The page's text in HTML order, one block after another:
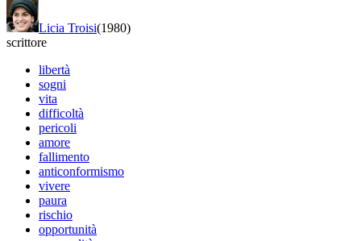
Licia Troisi(1980)
scrittore
libertà
sogni
vita
difficoltà
pericoli
amore
fallimento
anticonformismo
vivere
paura
rischio
opportunità